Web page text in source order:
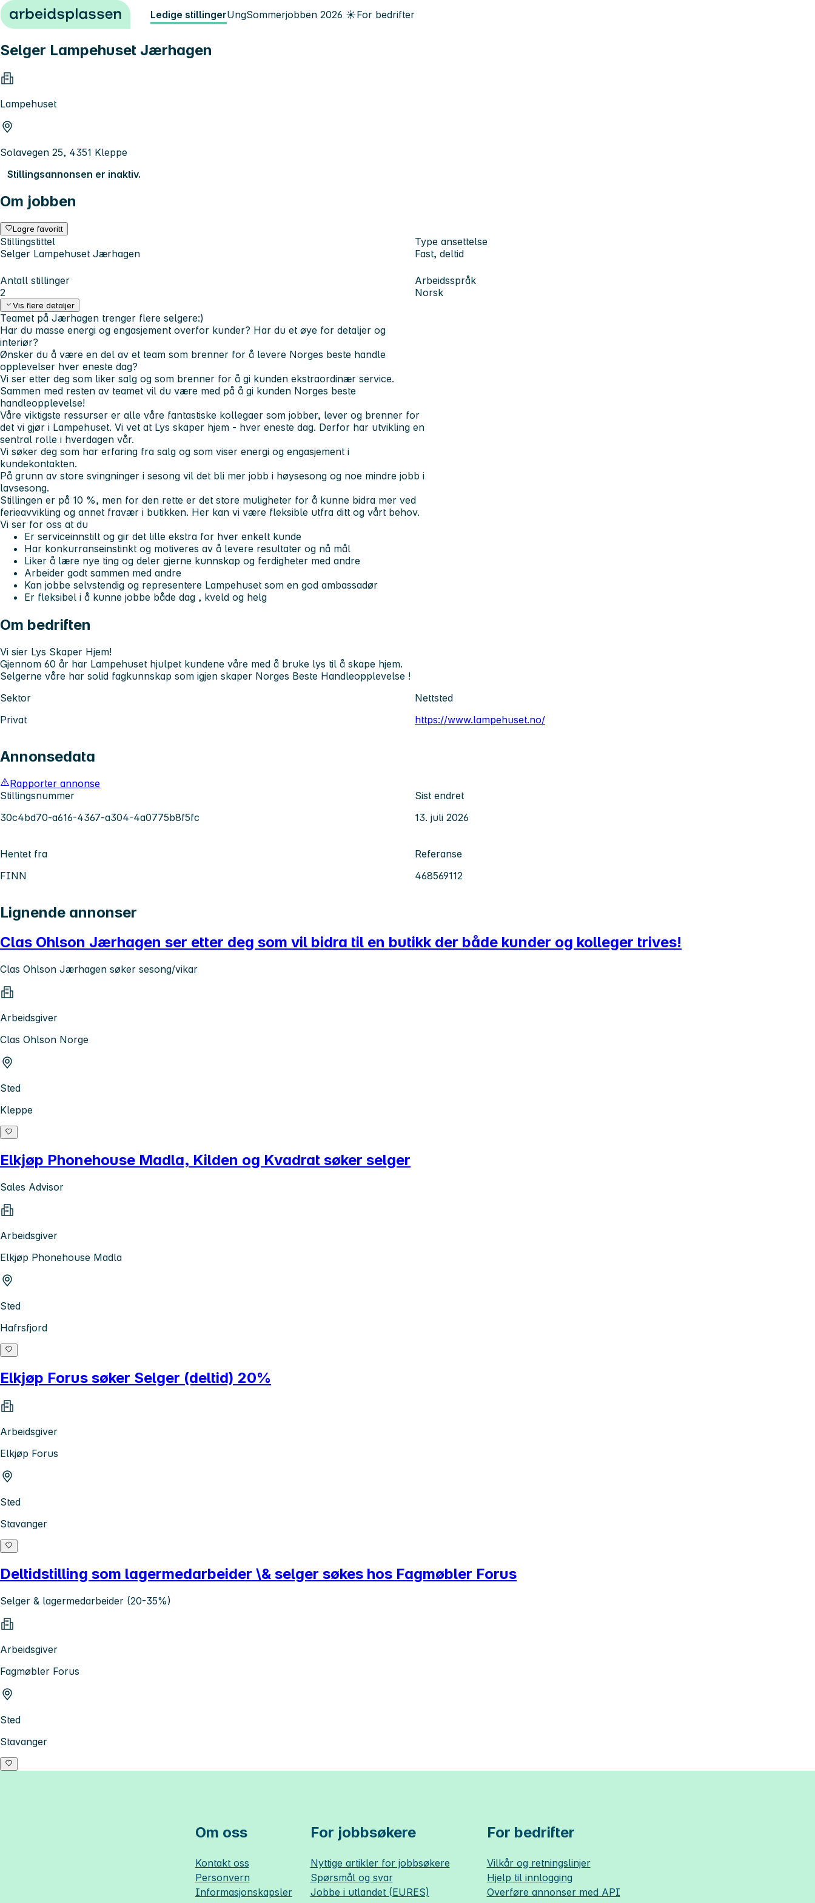
Hopp til innhold Ledige stillingerUngSommerjobben 2026 ☀️For bedrifter
Selger Lampehuset Jærhagen
Lampehuset
Solavegen 25, 4351 Kleppe
Stillingsannonsen er inaktiv.
Om jobben
Lagre favoritt
Stillingstittel
Selger Lampehuset Jærhagen
Type ansettelse
Fast, deltid
Antall stillinger
2
Arbeidsspråk
Norsk
Vis flere detaljer
Teamet på Jærhagen trenger flere selgere:)
Har du masse energi og engasjement overfor kunder? Har du et øye for detaljer og
interiør?
Ønsker du å være en del av et team som brenner for å levere Norges beste handle
opplevelser hver eneste dag?
Vi ser etter deg som liker salg og som brenner for å gi kunden ekstraordinær service.
Sammen med resten av teamet vil du være med på å gi kunden Norges beste
handleopplevelse!
Våre viktigste ressurser er alle våre fantastiske kollegaer som jobber, lever og brenner for
det vi gjør i Lampehuset. Vi vet at Lys skaper hjem - hver eneste dag. Derfor har utvikling en
sentral rolle i hverdagen vår.
Vi søker deg som har erfaring fra salg og som viser energi og engasjement i
kundekontakten.
På grunn av store svingninger i sesong vil det bli mer jobb i høysesong og noe mindre jobb i
lavsesong.
Stillingen er på 10 %, men for den rette er det store muligheter for å kunne bidra mer ved
ferieavvikling og annet fravær i butikken. Her kan vi være fleksible utfra ditt og vårt behov.
Vi ser for oss at du
Er serviceinnstilt og gir det lille ekstra for hver enkelt kunde
Har konkurranseinstinkt og motiveres av å levere resultater og nå mål
Liker å lære nye ting og deler gjerne kunnskap og ferdigheter med andre
Arbeider godt sammen med andre
Kan jobbe selvstendig og representere Lampehuset som en god ambassadør
Er fleksibel i å kunne jobbe både dag , kveld og helg
Om bedriften
Vi sier Lys Skaper Hjem!
Gjennom 60 år har Lampehuset hjulpet kundene våre med å bruke lys til å skape hjem.
Selgerne våre har solid fagkunnskap som igjen skaper Norges Beste Handleopplevelse !
Sektor
Privat
Nettsted
https://www.lampehuset.no/
Annonsedata
Rapporter annonse
Stillingsnummer
30c4bd70-a616-4367-a304-4a0775b8f5fc
Sist endret
13. juli 2026
Hentet fra
FINN
Referanse
468569112
Lignende annonser
Clas Ohlson Jærhagen ser etter deg som vil bidra til en butikk der både kunder og kolleger trives!
Clas Ohlson Jærhagen søker sesong/vikar
Arbeidsgiver
Clas Ohlson Norge
Sted
Kleppe
Elkjøp Phonehouse Madla, Kilden og Kvadrat søker selger
Sales Advisor
Arbeidsgiver
Elkjøp Phonehouse Madla
Sted
Hafrsfjord
Elkjøp Forus søker Selger (deltid) 20%
Arbeidsgiver
Elkjøp Forus
Sted
Stavanger
Deltidstilling som lagermedarbeider \& selger søkes hos Fagmøbler Forus
Selger & lagermedarbeider (20-35%)
Arbeidsgiver
Fagmøbler Forus
Sted
Stavanger
Om oss
Kontakt oss
Personvern
Informasjonskapsler
For jobbsøkere
Nyttige artikler for jobbsøkere
Spørsmål og svar
Jobbe i utlandet (EURES)
For bedrifter
Vilkår og retningslinjer
Hjelp til innlogging
Overføre annonser med API